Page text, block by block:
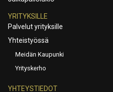
YRITYKSILLE
Palvelut yrityksille
Yhteistyössä
Meidän Kaupunki
Yrityskerho
YHTEYSTIEDOT